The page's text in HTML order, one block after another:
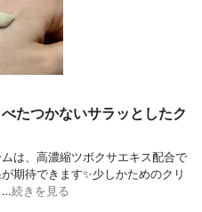
たつかないサラッとしたク
は、高濃縮ツボクサエキス配合で
期待できます✨少しかためのクリ
…続きを見る